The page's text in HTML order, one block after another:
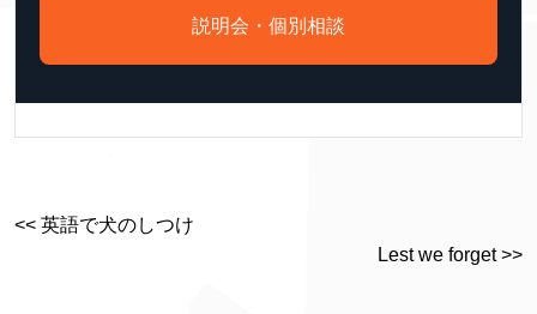
説明会・個別相談
<< 英語で犬のしつけ
Lest we forget >>